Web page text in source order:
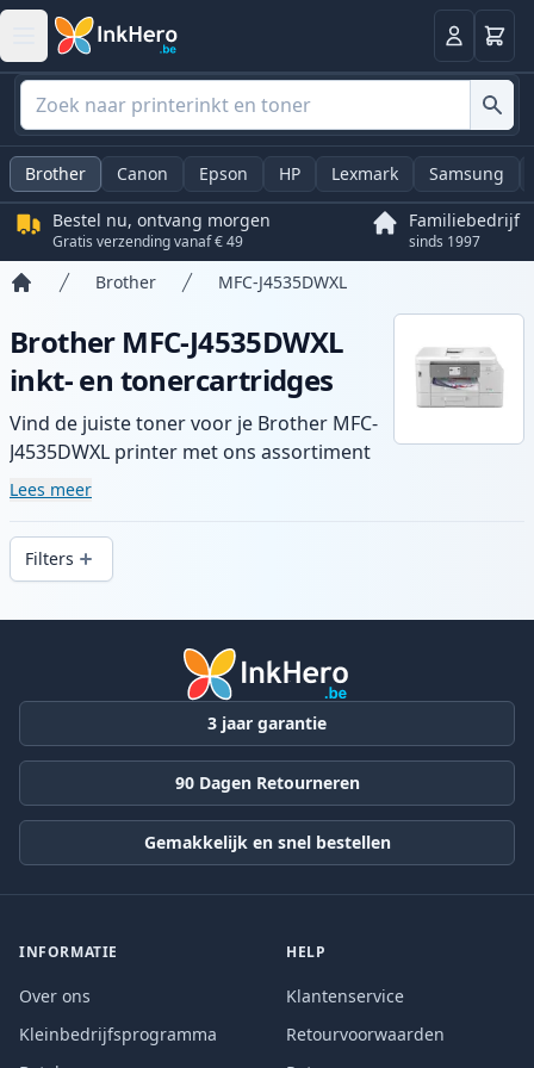
Log in
Brother Canon Epson HP Lexmark Samsung
Bestel nu, ontvang morgen
Gratis verzending vanaf € 49
Familiebedrijf
sinds 1997
Brother MFC-J4535DWXL
Brother MFC-J4535DWXL
inkt- en tonercartridges
Vind de juiste toner voor je Brother MFC-
J4535DWXL printer met ons assortiment
compatibele en high-yield cartridges.
snelle levering vanuit lokale voorraad in .
Lees meer
Filters
Producten
3 jaar garantie
90 Dagen Retourneren
Gemakkelijk en snel bestellen
INFORMATIE
Over ons
Kleinbedrijfsprogramma
HELP
Klantenservice
Retourvoorwaarden